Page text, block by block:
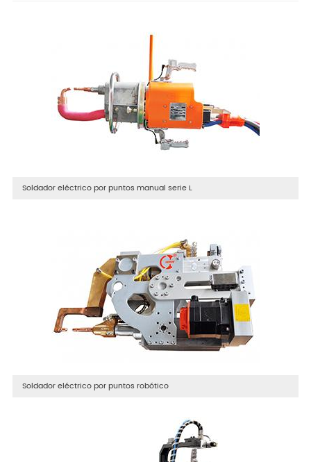
Soldador eléctrico por puntos manual serie L
Soldador eléctrico por puntos robótico